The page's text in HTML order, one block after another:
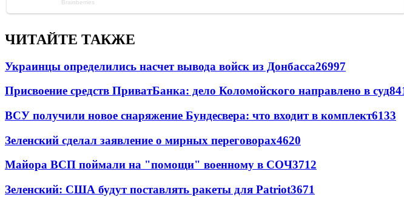
ЧИТАЙТЕ ТАКЖЕ
Украинцы определились насчет вывода войск из Донбасса26997
Присвоение средств ПриватБанка: дело Коломойского направлено в суд
ВСУ получили новое снаряжение Бундесвера: что входит в комплект6133
Зеленский сделал заявление о мирных переговорах4620
Майора ВСП поймали на "помощи" военному в СОЧ3712
Зеленский: США будут поставлять ракеты для Patriot3671